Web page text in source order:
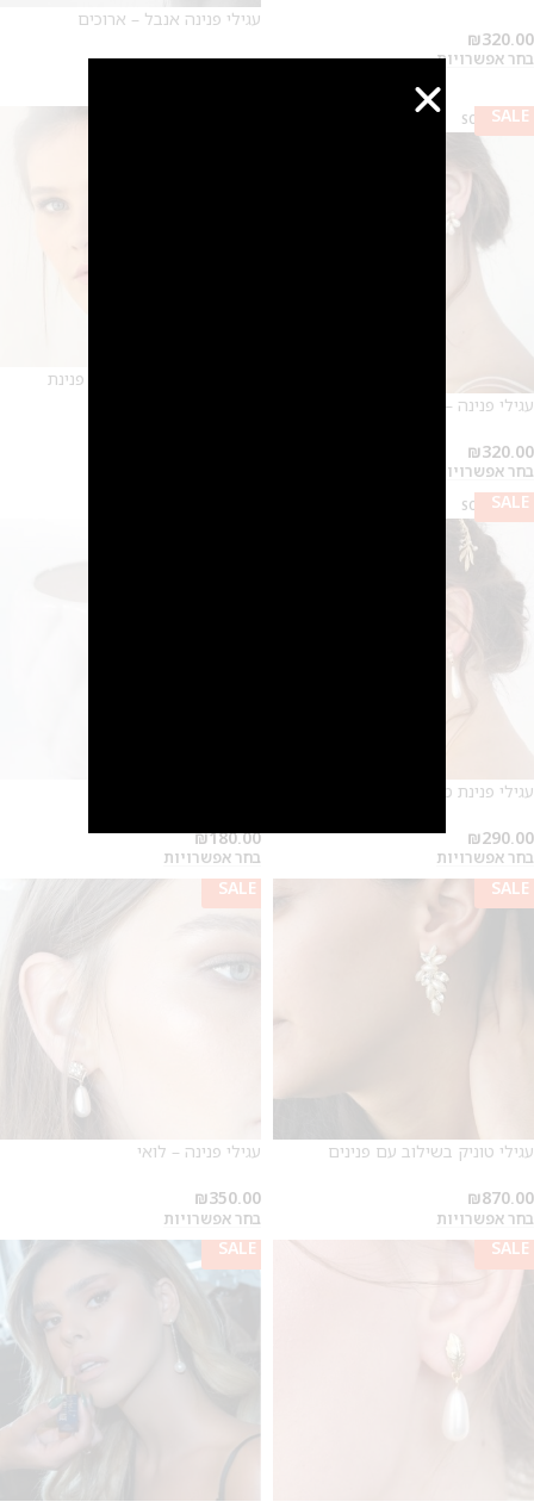
₪320.00
בחר אפשרויות
עגילי פנינה אנבל – ארוכים
₪350.00
SOLD OUT
SALE
עגילי פנינה – ליאן
₪320.00
בחר אפשרויות
עגילי פנינה ארוכה ליאן – פנינת
SOLD OUT
SALE
עגילי פנינת מיורקה
₪290.00
בחר אפשרויות
₪180.00
בחר אפשרויות
SALE
עגילי טוניק בשילוב עם פנינים
₪870.00
בחר אפשרויות
SALE
עגילי פנינה – לואי
₪350.00
בחר אפשרויות
SALE
SALE